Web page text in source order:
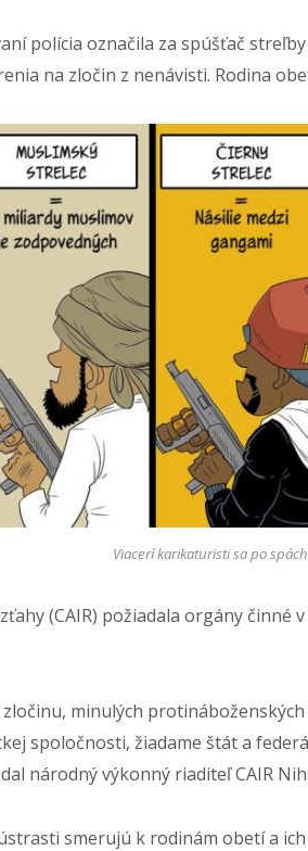
polícia označila za spúšťač
na zločin z nenávisti. Rodina
Viacerí karikaturisti sa po
(CAIR) požiadala orgány
minulých
spoločnosti, žiadame štát a
národný výkonný riaditeľ CAIR
smerujú k rodinám obetí a